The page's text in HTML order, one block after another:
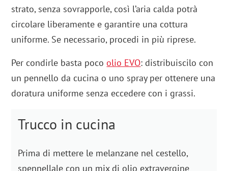
strato, senza sovrapporle, così l’aria calda potrà
circolare liberamente e garantire una cottura
uniforme. Se necessario, procedi in più riprese.
Per condirle basta pocoolio EVO: distribuiscilo con
un pennello da cucina o uno spray per ottenere una
doratura uniforme senza eccedere con i grassi.
Trucco in cucina
Prima di mettere le melanzane nel cestello,
spennellale con un mix di olio extravergine